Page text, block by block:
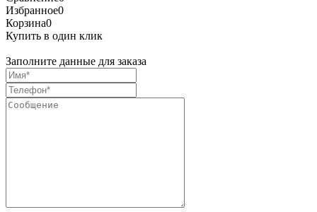
Избранное0
Корзина0
Купить в один клик
Заполните данные для заказа